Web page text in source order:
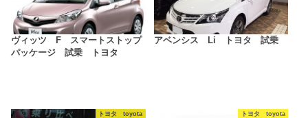
ヴィッツ F スマートストップ
パッケージ 試乗 トヨタ
アベンシス Li トヨタ 試乗
トヨタ toyota トヨタ toyota